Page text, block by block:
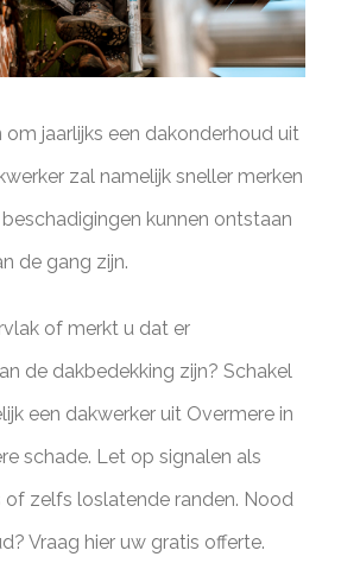
om jaarlijks een dakonderhoud uit
zal namelijk sneller merken
kunnen ontstaan
de gang zijn.
of merkt u dat er
de dakbedekking zijn? Schakel
een dakwerker uit Overmere in
schade. Let op signalen als
of zelfs loslatende randen. Nood
Vraag hier uw gratis offerte.